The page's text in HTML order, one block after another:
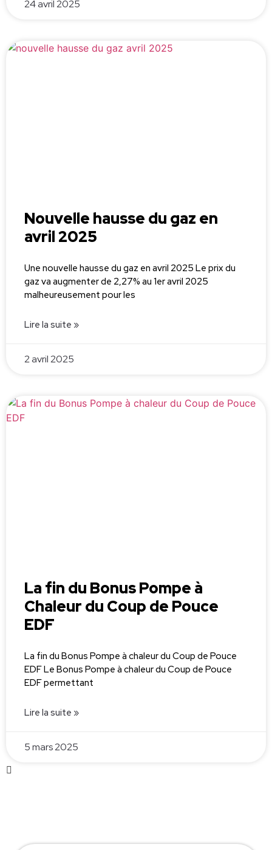
24 avril 2025
Nouvelle hausse du gaz en
avril 2025
Une nouvelle hausse du gaz en avril 2025 Le prix du
gaz va augmenter de 2,27% au 1er avril 2025
malheureusement pour les
Lire la suite »
2 avril 2025
La fin du Bonus Pompe à
Chaleur du Coup de Pouce
EDF
La fin du Bonus Pompe à chaleur du Coup de Pouce
EDF Le Bonus Pompe à chaleur du Coup de Pouce
EDF permettant
Lire la suite »
5 mars 2025